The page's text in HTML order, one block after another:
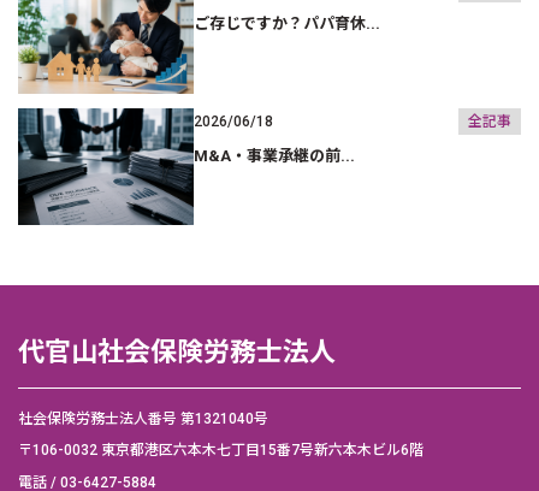
ご存じですか？パパ育休...
2026/06/18 全記事
M&A・事業承継の前...
代官山社会保険労務士法人
社会保険労務士法人番号 第1321040号
〒106-0032 東京都港区六本木七丁目15番7号新六本木ビル6階
電話 / 03-6427-5884